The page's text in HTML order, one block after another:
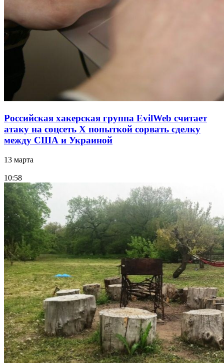
Российская хакерская группа EvilWeb считает
атаку на соцсеть Х попыткой сорвать сделку
между США и Украиной
13 марта
10:58